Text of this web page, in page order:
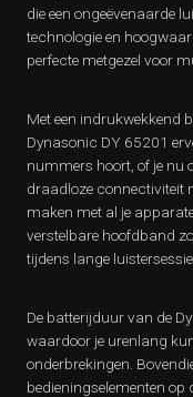
die een ongeëvenaarde
technologie en
perfecte metgezel voor
Met een indrukwekkend
Dynasonic DY 65201
nummers hoort, of je nu
draadloze connectiviteit
maken met al je
verstelbare hoofdband
tijdens lange
De batterijduur van de
waardoor je urenlang
onderbrekingen.
bedieningselementen op